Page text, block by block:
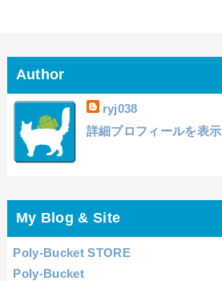
Author
ryj038
詳細プロフィールを表示
My Blog & Site
Poly-Bucket STORE
Poly-Bucket